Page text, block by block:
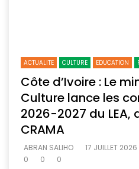
ACTUALITE CULTURE EDUCATION
Côte d’Ivoire : Le
Culture lance les
2026-2027 du LEA,
CRAMA
ABRAN SALIHO
17 JUILLET 2026
0
0 0